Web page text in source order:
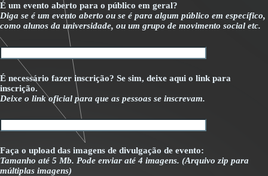
É um evento aberto para o público em geral?
Diga se é um evento aberto ou se é para algum público em específico,
como alunos da universidade, ou um grupo de movimento social etc.
É necessário fazer inscrição? Se sim, deixe aqui o link para
inscrição.
Deixe o link oficial para que as pessoas se inscrevam.
Faça o upload das imagens de divulgação de evento:
Tamanho até 5 Mb. Pode enviar até 4 imagens. (Arquivo zip para
múltiplas imagens)